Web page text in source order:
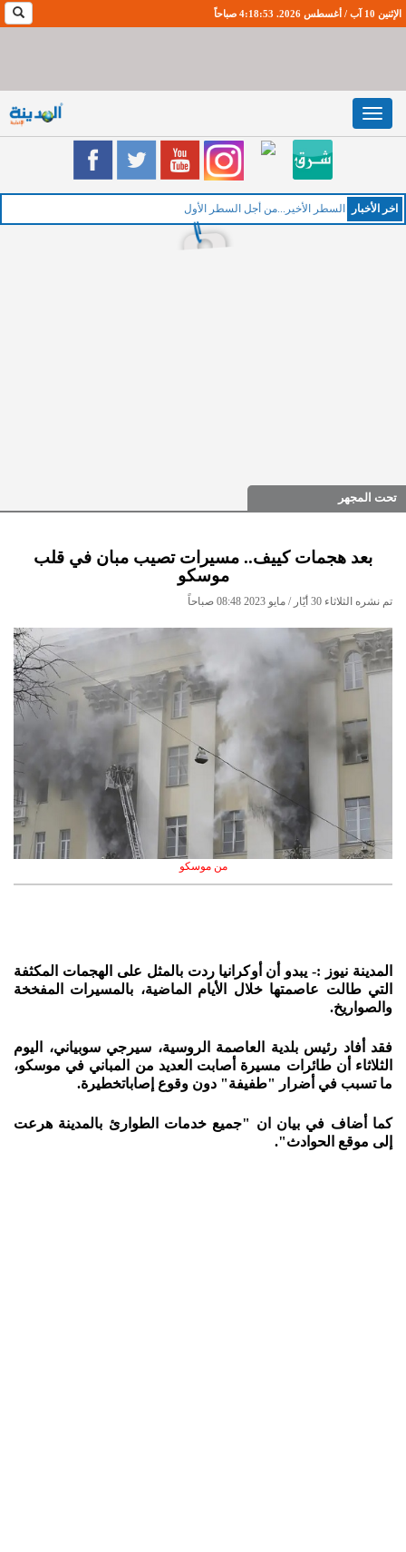
الإثنين 10 آب / أغسطس 2026. 4:18:53 صباحاً
Toggle
navigation
اخر اﻷخبار الخ
تحت المجهر
بعد هجمات كييف.. مسيرات تصيب مبان في قلب
موسكو
تم نشره الثلاثاء 30 أيّار / مايو 2023 08:48 صباحاً
من موسكو
المدينة نيوز :- يبدو أن أوكرانيا ردت بالمثل على الهجمات المكثفة
التي طالت عاصمتها خلال الأيام الماضية، بالمسيرات المفخخة
والصواريخ.
فقد أفاد رئيس بلدية العاصمة الروسية، سيرجي سوبياني، اليوم
الثلاثاء أن طائرات مسيرة أصابت العديد من المباني في موسكو،
ما تسبب في أضرار "طفيفة" دون وقوع إصاباتخطيرة.
كما أضاف في بيان ان "جميع خدمات الطوارئ بالمدينة هرعت
إلى موقع الحوادث".